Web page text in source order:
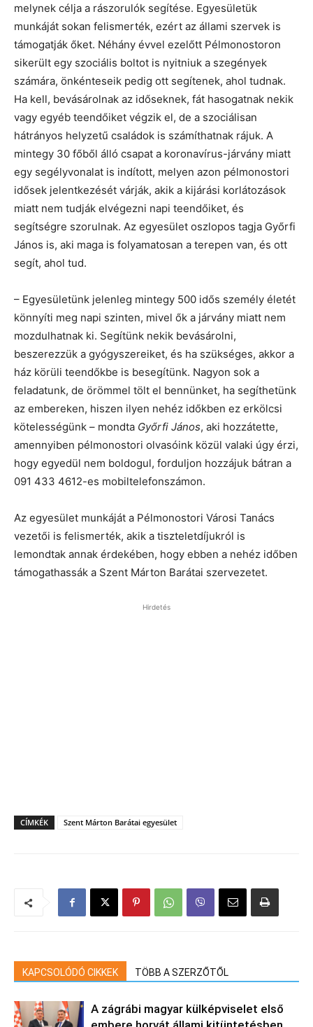
melynek célja a rászorulók segítése. Egyesületük
munkáját sokan felismerték, ezért az állami szervek is
támogatják őket. Néhány évvel ezelőtt Pélmonostoron
sikerült egy szociális boltot is nyitniuk a szegények
számára, önkénteseik pedig ott segítenek, ahol tudnak.
Ha kell, bevásárolnak az időseknek, fát hasogatnak nekik
vagy egyéb teendőiket végzik el, de a szociálisan
hátrányos helyzetű családok is számíthatnak rájuk. A
mintegy 30 főből álló csapat a koronavírus-járvány miatt
egy segélyvonalat is indított, melyen azon pélmonostori
idősek jelentkezését várják, akik a kijárási korlátozások
miatt nem tudják elvégezni napi teendőiket, és
segítségre szorulnak. Az egyesület oszlopos tagja Győrfi
János is, aki maga is folyamatosan a terepen van, és ott
segít, ahol tud.
– Egyesületünk jelenleg mintegy 500 idős személy életét
könnyíti meg napi szinten, mivel ők a járvány miatt nem
mozdulhatnak ki. Segítünk nekik bevásárolni,
beszerezzük a gyógyszereiket, és ha szükséges, akkor a
ház körüli teendőkbe is besegítünk. Nagyon sok a
feladatunk, de örömmel tölt el bennünket, ha segíthetünk
az embereken, hiszen ilyen nehéz időkben ez erkölcsi
kötelességünk – mondta Győrfi János, aki hozzátette,
amennyiben pélmonostori olvasóink közül valaki úgy érzi,
hogy egyedül nem boldogul, forduljon hozzájuk bátran a
091 433 4612-es mobiltelefonszámon.
Az egyesület munkáját a Pélmonostori Városi Tanács
vezetői is felismerték, akik a tiszteletdíjukról is
lemondtak annak érdekében, hogy ebben a nehéz időben
támogathassák a Szent Márton Barátai szervezetet.
Hirdetés
CÍMKÉK Szent Márton Barátai egyesület
KAPCSOLÓDÓ CIKKEK TÖBB A SZERZŐTŐL
A zágrábi magyar külképviselet első